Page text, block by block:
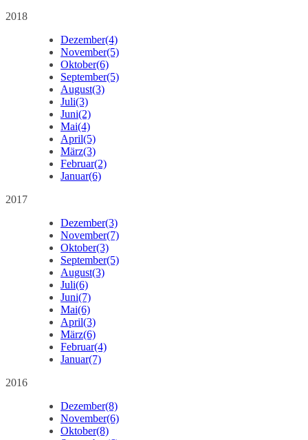
2018
Dezember(4)
November(5)
Oktober(6)
September(5)
August(3)
Juli(3)
Juni(2)
Mai(4)
April(5)
März(3)
Februar(2)
Januar(6)
2017
Dezember(3)
November(7)
Oktober(3)
September(5)
August(3)
Juli(6)
Juni(7)
Mai(6)
April(3)
März(6)
Februar(4)
Januar(7)
2016
Dezember(8)
November(6)
Oktober(8)